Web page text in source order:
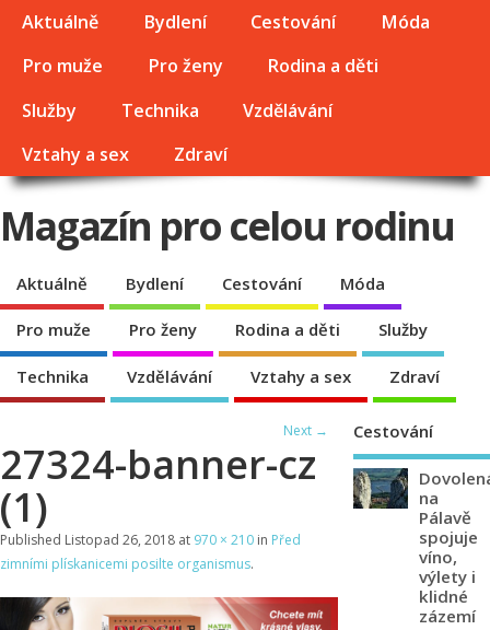
Aktuálně Bydlení Cestování
Móda
Pro muže
Pro ženy
Rodina a děti
Služby
Technika
Vzdělávání
Vztahy a sex
Zdraví
Magazín pro celou rodinu
Aktuálně Bydlení Cestování Móda
Pro muže Pro ženy Rodina a děti Služby
Technika Vzdělávání Vztahy a sex Zdraví
Next →
27324-banner-cz
(1)
Published Listopad 26, 2018 at 970 × 210 in Před
zimními plískanicemi posilte organismus.
Cestování
na
Pálavě
spojuje
víno,
výlety i
klidné
zázemí